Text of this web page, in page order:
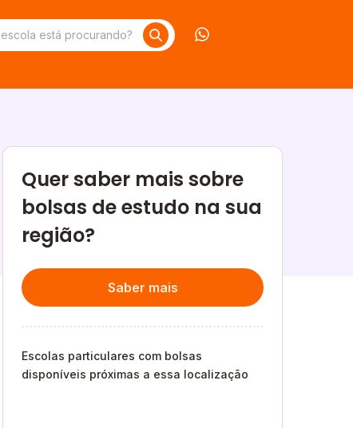
Quer saber mais sobre
bolsas de estudo na sua
região?
Saber mais
Escolas particulares com bolsas
disponíveis próximas a essa localização